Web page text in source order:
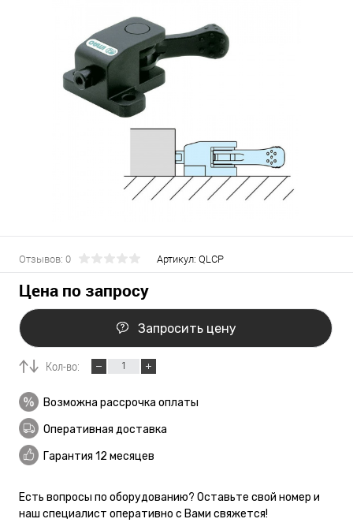
Отзывов: 0 Артикул: QLCP
Цена по запросу
Запросить цену
Кол-во:
Возможна рассрочка оплаты
Оперативная доставка
Гарантия 12 месяцев
Есть вопросы по оборудованию? Оставьте свой номер и
наш специалист оперативно с Вами свяжется!